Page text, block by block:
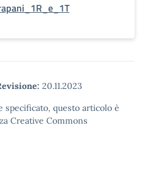
20.11.2023
specificato, questo articolo è
Creative Commons